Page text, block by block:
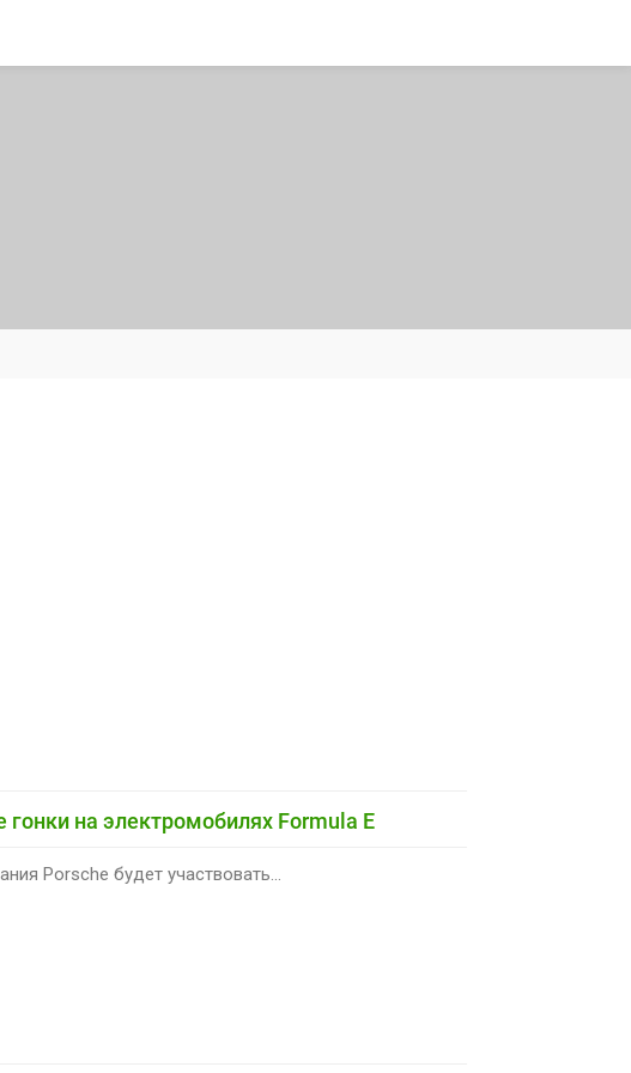
гонки на электромобилях Formula E
Porsche будет участвовать...